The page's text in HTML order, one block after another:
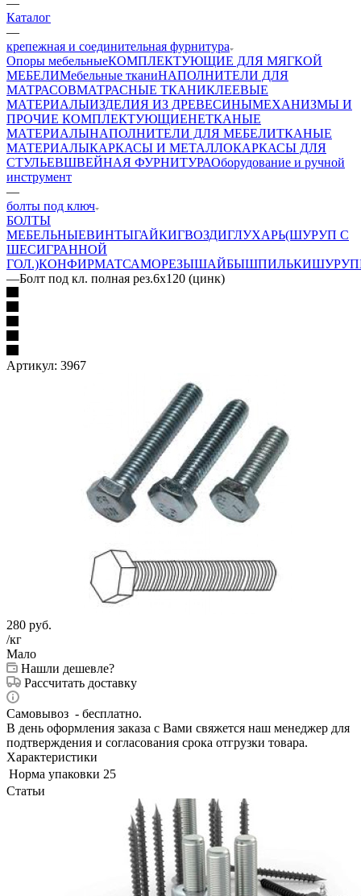
Каталог
—
крепежная и соединительная фурнитура
Опоры мебельныеКОМПЛЕКТУЮЩИЕ ДЛЯ МЯГКОЙ
МЕБЕЛИМебельные тканиНАПОЛНИТЕЛИ ДЛЯ
МАТРАСОВМАТРАСНЫЕ ТКАНИКЛЕЕВЫЕ
МАТЕРИАЛЫИЗДЕЛИЯ ИЗ ДРЕВЕСИНЫМЕХАНИЗМЫ И
ПРОЧИЕ КОМПЛЕКТУЮЩИЕНЕТКАНЫЕ
МАТЕРИАЛЫНАПОЛНИТЕЛИ ДЛЯ МЕБЕЛИТКАНЫЕ
МАТЕРИАЛЫКАРКАСЫ И МЕТАЛЛОКАРКАСЫ ДЛЯ
СТУЛЬЕВШВЕЙНАЯ ФУРНИТУРАОборудование и ручной
инструмент
—
болты под ключ
БОЛТЫ
МЕБЕЛЬНЫЕВИНТЫГАЙКИГВОЗДИГЛУХАРЬ(ШУРУП С
ШЕСИГРАННОЙ
ГОЛ.)КОНФИРМАТСАМОРЕЗЫШАЙБЫШПИЛЬКИ
—Болт под кл. полная рез.6х120 (цинк)
Артикул: 3967
280 руб.
/кг
Мало
Нашли дешевле?
Рассчитать доставку
Самовывоз - бесплатно.
В день оформления заказа с Вами свяжется наш менеджер для
подтверждения и согласования срока отгрузки товара.
Характеристики
Норма упаковки 25
Статьи